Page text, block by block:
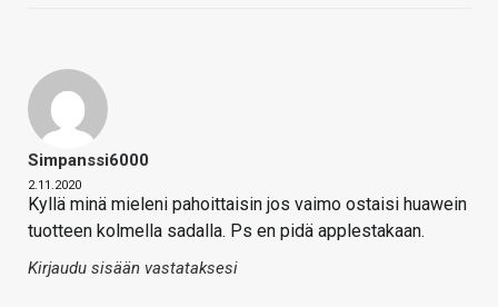
Simpanssi6000
2.11.2020
Kyllä minä mieleni pahoittaisin jos vaimo ostaisi huawein
tuotteen kolmella sadalla. Ps en pidä applestakaan.
Kirjaudu sisään vastataksesi